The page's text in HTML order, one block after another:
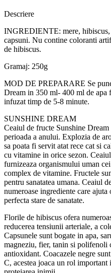
Descriere
INGREDIENTE: mere, hibiscus,
capsuni. Nu contine coloranti
de hibiscus.
Gramaj: 250g
MOD DE PREPARARE Se
Dream in 350 ml- 400 ml de apa
infuzat timp de 5-8 minute.
SUNSHINE DREAM
Ceaiul de fructe Sunshine
perioada a anului. Explozia de
sa poata fi servit atat rece cat si
cu vitamine in orice sezon.
furnizeaza organismului uman
complex de vitamine. Fructele
pentru sanatatea umana. Ceaiul
numeroase ingrediente care
perfecta stare de sanatate.
Florile de hibiscus ofera
reducerea tensiunii arteriale, a
Capsunele sunt bogate in apa,
magneziu, fier, tanin si polifenoli
antioxidant. Coacazele negre
C, acestea joaca un rol